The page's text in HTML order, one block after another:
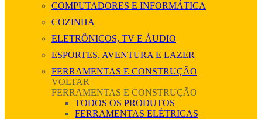
COMPUTADORES E INFORMÁTICA
COZINHA
ELETRÔNICOS, TV E ÁUDIO
ESPORTES, AVENTURA E LAZER
FERRAMENTAS E CONSTRUÇÃO
VOLTAR
FERRAMENTAS E CONSTRUÇÃO
TODOS OS PRODUTOS
FERRAMENTAS ELÉTRICAS